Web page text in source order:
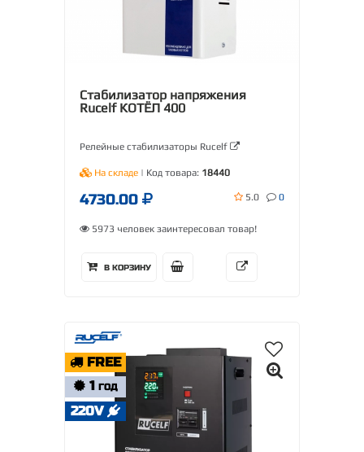
Стабилизатор напряжения
Rucelf КОТЁЛ 400
Релейные стабилизаторы Rucelf
На складе | Код товара: 18440
4730.00 5.0 0
5973 человек заинтересовал товар!
В КОРЗИНУ
FREE
1
ГОД
220V